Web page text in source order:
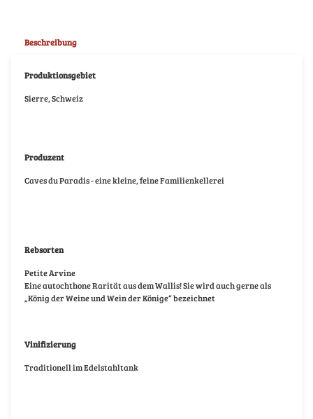
Beschreibung
Produktionsgebiet
Sierre, Schweiz
Produzent
Caves du Paradis - eine kleine, feine Familienkellerei
Rebsorten
Petite Arvine
Eine autochthone Rarität aus dem Wallis! Sie wird auch gerne als
„König der Weine und Wein der Könige“ bezeichnet
Vinifizierung
Traditionell im Edelstahltank